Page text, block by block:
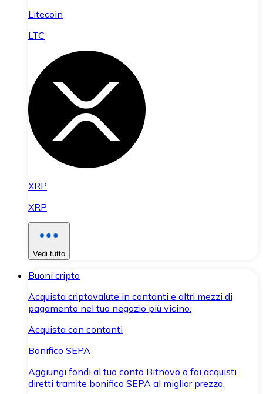
Litecoin
LTC
XRP
XRP
Vedi tutto
Buoni cripto
Acquista criptovalute in contanti e altri mezzi di
pagamento nel tuo negozio più vicino.
Acquista con contanti
Bonifico SEPA
Aggiungi fondi al tuo conto Bitnovo o fai acquisti
diretti tramite bonifico SEPA al miglior prezzo.